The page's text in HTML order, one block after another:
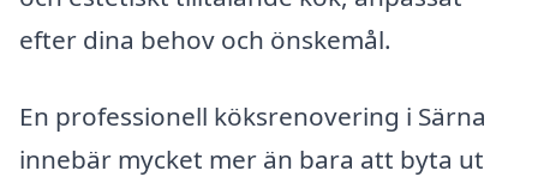
efter dina behov och önskemål.
En professionell köksrenovering i Särna
innebär mycket mer än bara att byta ut